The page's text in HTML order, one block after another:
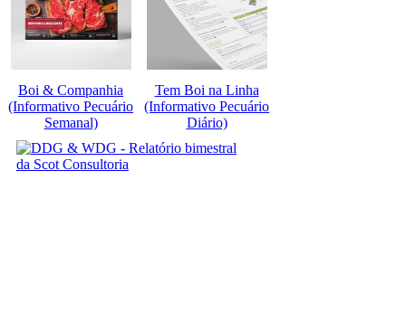
Boi & Companhia
(Informativo Pecuário
Semanal)
Tem Boi na Linha
(Informativo Pecuário
Diário)